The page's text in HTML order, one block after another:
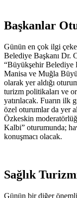
Başkanlar
Günün en çok ilgi
Belediye Başkanı Dr.
“Büyükşehir Belediye
Manisa ve Muğla
olarak yer aldığı
turizm politikaları ve
yatırılacak. Fuarın ilk
özel oturumlar da yer
Özkeskin
Kalbi” oturumunda;
konuşmacı olacak.
Sağlık
Günün bir diğer önemli